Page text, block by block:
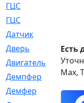
ГЦC
ГЦС
Датчик
Дверь
Двигатель
Демпфер
Демфер
Есть
Max,